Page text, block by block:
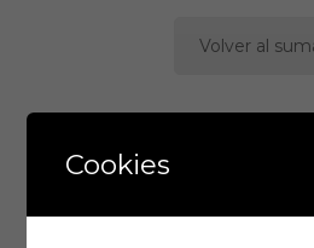
Volver al
Cookies